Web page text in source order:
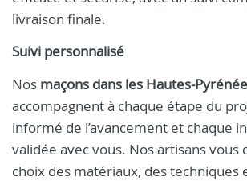
livraison finale.
Suivi personnalisé
Nos maçons dans les Hautes-
accompagnent à chaque étape du
informé de l’avancement et chaque
validée avec vous. Nos artisans vous
choix des matériaux, des techniques